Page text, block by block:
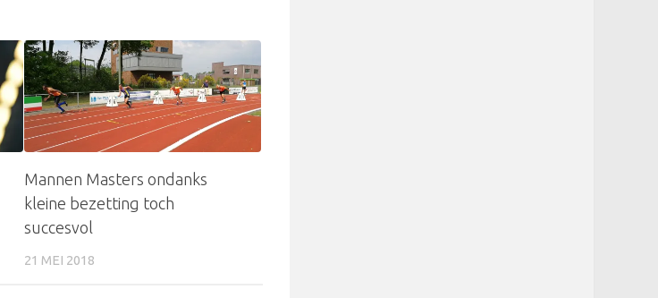
Mannen Masters ondanks
kleine bezetting toch
succesvol
21 MEI 2018